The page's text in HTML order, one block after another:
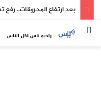
بعد ارتفاع المحروقات.. رفع
بحث عن